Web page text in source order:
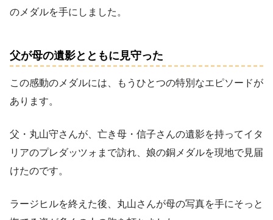
のメダルを手にしました。
父が母の遺影とともに見守った
この感動のメダルには、もうひとつの特別なエピソードが
あります。
父・丸山守さんが、亡き母・信子さんの遺影を持ってイタ
リアのプレダッツォまで訪れ、娘の銅メダルを現地で見届
けたのです。
ラージヒルを終えた後、丸山さんが母の写真を手にそっと